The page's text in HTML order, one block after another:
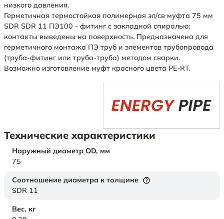
низкого давления.
Герметичная термостойкая полимерная эл/св муфта 75 мм
SDR SDR 11 ПЭ100 - фитинг с закладной спиралью;
контакты выведены на поверхность. Предназначена для
герметичного монтажа ПЭ труб и элементов трубопровода
(труба-фитинг или труба-труба) методом сварки.
Возможно изготовление муфт красного цвета PE-RT.
Технические характеристики
Наружный диаметр OD, мм
75
Соотношение диаметра к толщине
SDR 11
Вес, кг